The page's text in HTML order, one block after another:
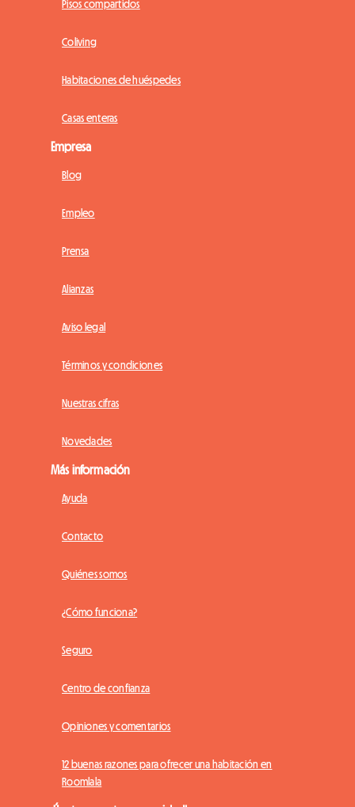
Pisos compartidos
Coliving
Habitaciones de huéspedes
Casas enteras
Empresa
Blog
Empleo
Prensa
Alianzas
Aviso legal
Términos y condiciones
Nuestras cifras
Novedades
Más información
Ayuda
Contacto
Quiénes somos
¿Cómo funciona?
Seguro
Centro de confianza
Opiniones y comentarios
12 buenas razones para ofrecer una habitación en
Roomlala